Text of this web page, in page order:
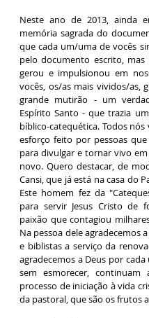
Neste ano de 2013, ainda
memória sagrada do
que cada um/uma de vocês
pelo documento escrito,
gerou e impulsionou em
vocês, os/as mais vividos/as,
grande mutirão - um
Espírito Santo - que trazia
bíblico-catequética. Todos
esforço feito por pessoas
para divulgar e tornar vivo
novo. Quero destacar, de
Cansi, que já está na casa do
Este homem fez da
para servir Jesus Cristo de
paixão que contagiou
Na pessoa dele agradecemos
e biblistas a serviço da
agradecemos a Deus por
sem esmorecer,
processo de iniciação à vida
da pastoral, que são os frutos